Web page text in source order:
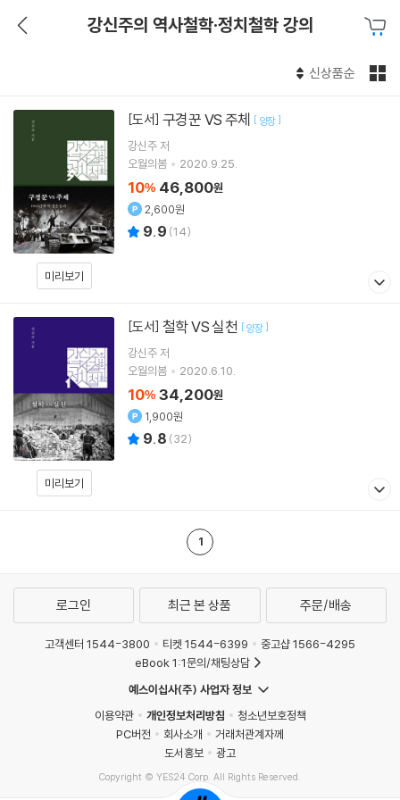
강신주의 역사철학·정치철학 강의
신상품순
미리보기
[도서] 구경꾼 VS 주체 [ 양장]
강신주저
오월의봄
2020.9.25.
10% 46,800원
2,600원
9.9 (14)
미리보기
[도서] 철학 VS 실천 [양장]
강신주저
오월의봄
2020.6.10.
10% 34,200원
1,900원
9.8 (32)
1
로그인 최근 본 상품 주문/배송
고객센터 1544-3800 티켓 1544-6399
중고샵 1566-4295
eBook 1:1문의/채팅상담
예스이십사(주) 사업자 정보
이용약관
개인정보처리방침
청소년보호정책
PC버전
회사소개
거래처관계자께
도서홍보
광고
Copyright © YES24 Corp. All Rights Reserved.